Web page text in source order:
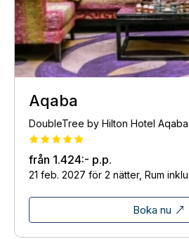
Aqaba
DoubleTree by Hilton Hotel Aqaba
från 1.424:- p.p.
21 feb. 2027 för 2 nätter, Rum
Boka nu